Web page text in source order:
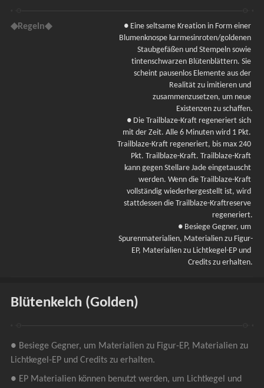
◆Regeln◆
● Eine seltsame Kreation in Form einer
Blumenknospe karmesinroten/goldenen
Staubgefäßen und Stempeln sowie
tintenschwarzen Blütenblättern. Sie
scheint pausenlos Elemente aus der
Realität zu imitieren und
zusammenzusetzen, um neue
Existenzen zu schaffen.
● Die Trailblaze-Kraft regeneriert sich
mit der Zeit. Alle 6 Minuten wird 1 Pkt.
Trailblaze-Kraft regeneriert, bis max 240
Pkt. Trailblaze-Kraft. Trailblaze-Kraft
kann gegen Stellare Jade eingetauscht
werden. Wenn die Trailblaze-Kraft
vollständig wiederhergestellt ist, wird
stattdessen die Trailblaze-Kraftreserve
regeneriert.
● Besiege Gegner, um
Spurenmaterialien, Materialien zu Figur-
EP, Materialien zu Lichtkegel-EP und
Credits zu erhalten.
Blütenkelch (Golden)
● Besiege Gegner, um Materialien zu Figur-EP, Materialien zu
Lichtkegel-EP und Credits zu erhalten.
● EP Materialien können benutzt werden, um Lichtkegel und